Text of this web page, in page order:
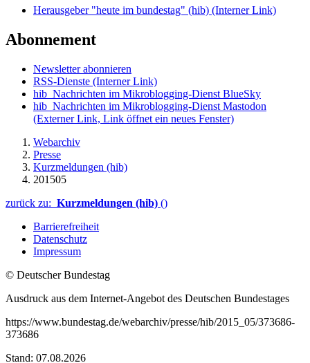
Herausgeber "heute im bundestag" (hib) (Interner Link)
Abonnement
Newsletter abonnieren
RSS-Dienste (Interner Link)
hib_Nachrichten im Mikroblogging-Dienst BlueSky
hib_Nachrichten im Mikroblogging-Dienst Mastodon
(Externer Link, Link öffnet ein neues Fenster)
Webarchiv
Presse
Kurzmeldungen (hib)
201505
zurück zu: Kurzmeldungen (hib) ()
Barrierefreiheit
Datenschutz
Impressum
© Deutscher Bundestag
Ausdruck aus dem Internet-Angebot des Deutschen Bundestages
https://www.bundestag.de/webarchiv/presse/hib/2015_05/373686-
373686
Stand: 07.08.2026